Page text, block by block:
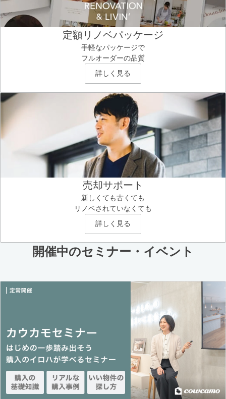
定額リノベパッケージ
手軽なパッケージで
フルオーダーの品質
詳しく見る
売却サポート
新しくても古くても
リノベされていなくても
詳しく見る
開催中のセミナー・イベント